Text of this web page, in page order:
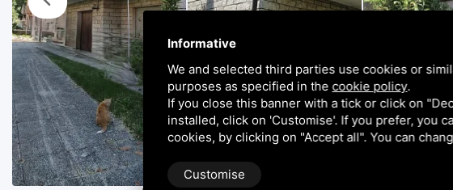
Informative
We and selected third parties use cookies or
purposes as specified in the cookie policy.
If you close this banner with a tick or click on
installed, click on 'Customise'. If you prefer, you
cookies, by clicking on "Accept all". You can
Customise